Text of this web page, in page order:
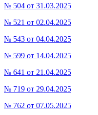
№ 504 от 31.03.2025
№ 521 от 02.04.2025
№ 543 от 04.04.2025
№ 599 от 14.04.2025
№ 641 от 21.04.2025
№ 719 от 29.04.2025
№ 762 от 07.05.2025